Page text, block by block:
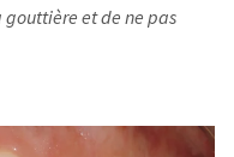
et de ne pas